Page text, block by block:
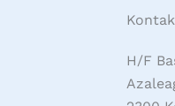
H/F